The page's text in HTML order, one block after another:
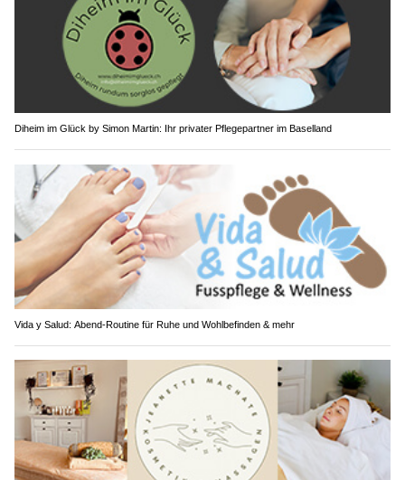
Diheim im Glück by Simon Martin: Ihr privater Pflegepartner im Baselland
Vida y Salud: Abend-Routine für Ruhe und Wohlbefinden & mehr